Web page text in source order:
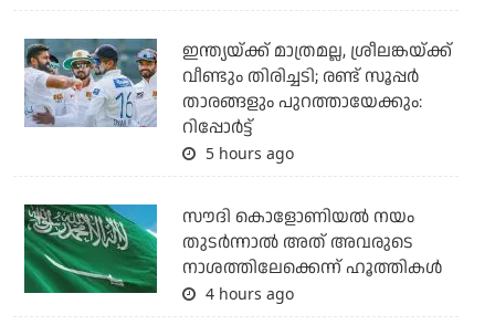
ഇന്ത്യയ്ക്ക് മാത്രമല്ല, ശ്രീലങ്കയ്ക്ക്
വീണ്ടും തിരിച്ചടി; രണ്ട് സൂപ്പര്‍
താരങ്ങളും പുറത്തായേക്കും:
റിപ്പോര്‍ട്ട്
5 hours ago
സൗദി കൊളോണിയല്‍ നയം
തുടര്‍ന്നാല്‍ അത് അവരുടെ
നാശത്തിലേക്കെന്ന് ഹൂത്തികള്‍
4 hours ago